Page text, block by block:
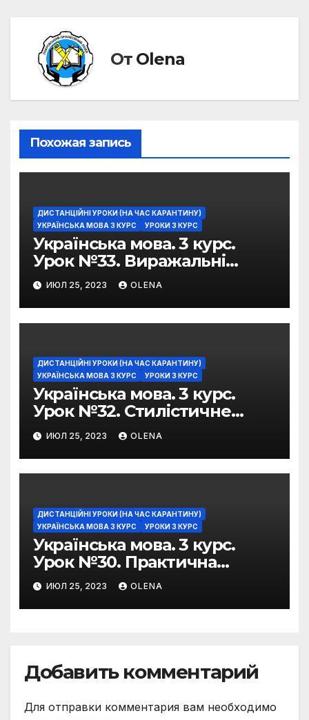
От Olena
Похожая запись
ДИСТАНЦІЙНІ УРОКИ (НА ЧАС КАРАНТИНУ)
УКРАЇНСЬКА МОВА 3 КУРС
УРОКИ 3 КУРС
Українська мова. 3 курс.
Урок №33. Виражальні
можливості фразеологізмів
ИЮЛ 25, 2023 OLENA
ДИСТАНЦІЙНІ УРОКИ (НА ЧАС КАРАНТИНУ)
УКРАЇНСЬКА МОВА 3 КУРС
УРОКИ 3 КУРС
Українська мова. 3 курс.
Урок №32. Стилістичне
забарвлення
фразеологізмів
ИЮЛ 25, 2023 OLENA
ДИСТАНЦІЙНІ УРОКИ (НА ЧАС КАРАНТИНУ)
УКРАЇНСЬКА МОВА 3 КУРС
УРОКИ 3 КУРС
Українська мова. 3 курс.
Урок №30. Практична
риторика. Оцінювальні
жанри. Характеристика
ИЮЛ 25, 2023 OLENA
Добавить комментарий
Для отправки комментария вам необходимо